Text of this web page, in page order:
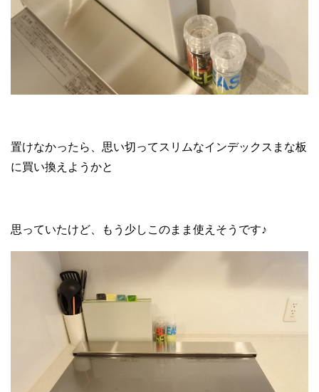
置けなかったら、思い切ってスリムなインデックスまな板
に買い換えようかと
思っていたけど、もう少しこのまま使えそうです♪